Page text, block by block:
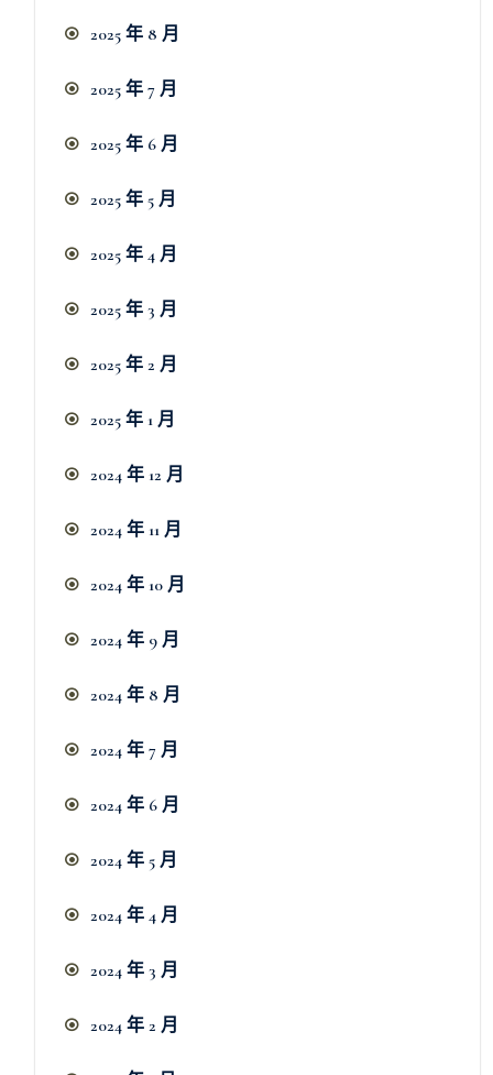
2025 年 8 月
2025 年 7 月
2025 年 6 月
2025 年 5 月
2025 年 4 月
2025 年 3 月
2025 年 2 月
2025 年 1 月
2024 年 12 月
2024 年 11 月
2024 年 10 月
2024 年 9 月
2024 年 8 月
2024 年 7 月
2024 年 6 月
2024 年 5 月
2024 年 4 月
2024 年 3 月
2024 年 2 月